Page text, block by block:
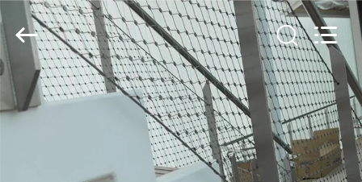
HUIS
PRODUCTEN
Anping
Yuntong
Metal
Wire
Mesh
All
Rights
Reserved.